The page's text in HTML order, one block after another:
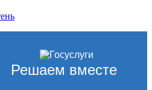
Решаем вместе